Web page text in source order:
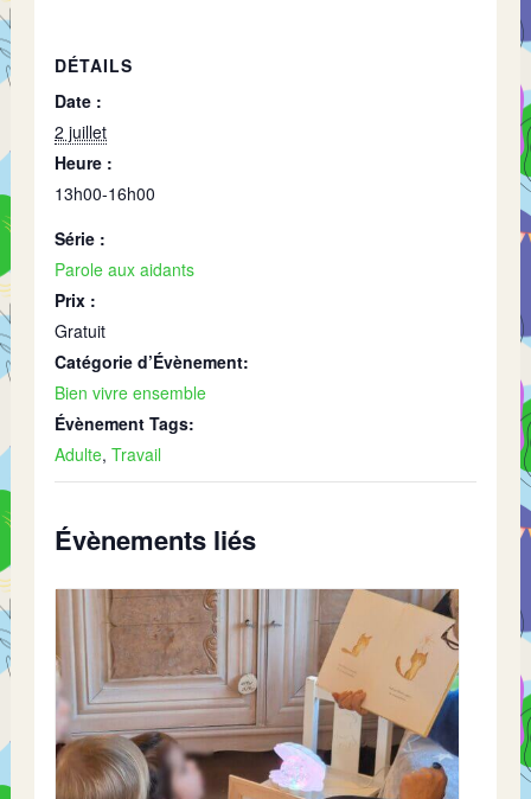
DÉTAILS
Date :
2 juillet
Heure :
13h00-16h00
Série :
Parole aux aidants
Prix :
Gratuit
Catégorie d’Évènement:
Bien vivre ensemble
Évènement Tags:
Adulte,Travail
Évènements liés